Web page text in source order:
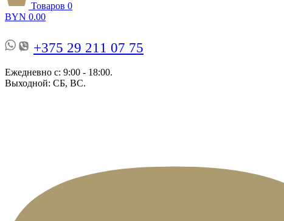
Товаров 0
BYN 0.00
+375 29 211 07 75
Ежедневно с: 9:00 - 18:00.
Выходной: СБ, ВС.